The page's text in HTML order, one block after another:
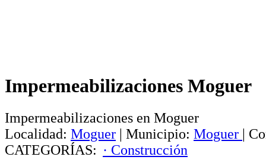
Impermeabilizaciones Moguer
Impermeabilizaciones en Moguer
Localidad: Moguer | Municipio: Moguer |
CATEGORÍAS: · Construcción